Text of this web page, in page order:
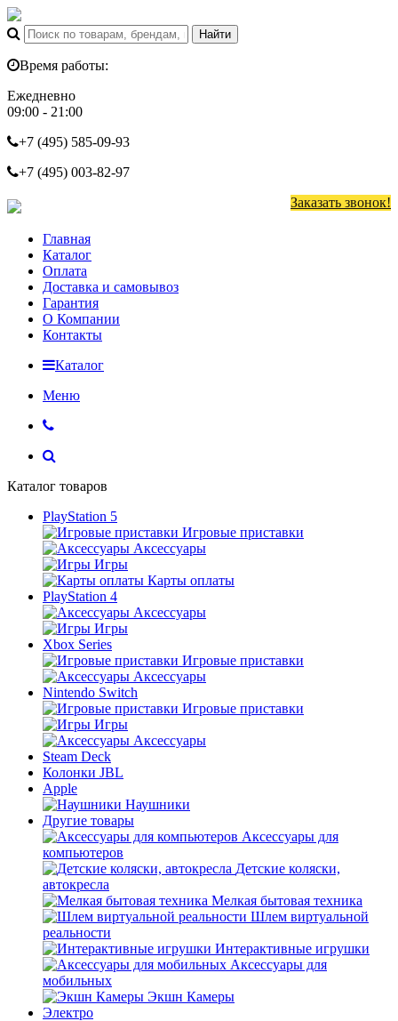
Время работы:
Ежедневно
09:00 - 21:00
+7 (495) 585-09-93
+7 (495) 003-82-97
Заказать звонок!
Главная
Каталог
Оплата
Доставка и самовывоз
Гарантия
О Компании
Контакты
Каталог
Меню
Каталог товаров
PlayStation 5
Игровые приставки
Аксессуары
Игры
Карты оплаты
PlayStation 4
Аксессуары
Игры
Xbox Series
Игровые приставки
Аксессуары
Nintendo Switch
Игровые приставки
Игры
Аксессуары
Steam Deck
Колонки JBL
Apple
Наушники
Другие товары
Аксессуары для
компьютеров
Детские коляски,
автокресла
Мелкая бытовая техника
Шлем виртуальной
реальности
Интерактивные игрушки
Аксессуары для
мобильных
Экшн Камеры
Электро